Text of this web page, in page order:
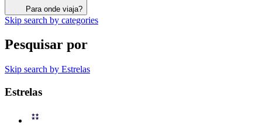
Para onde viaja?
Skip search by categories
Pesquisar por
Skip search by Estrelas
Estrelas